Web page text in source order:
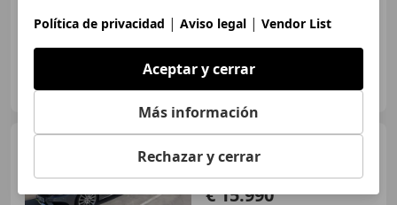
ES-50002 Zaragoza
220d 7G Plus AMG
€ 15.990
Política de privacidad | Aviso legal | Vendor List
Aceptar y cerrar
Más información
Rechazar y cerrar